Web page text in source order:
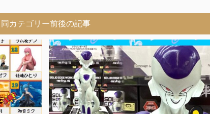
同カテゴリー前後の記事